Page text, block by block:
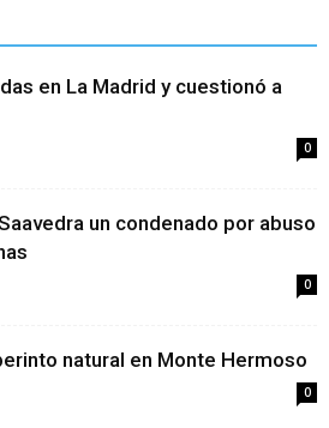
en La Madrid y cuestionó a
0
un condenado por abuso
0
natural en Monte Hermoso
0